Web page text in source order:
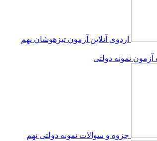
اردوی آنلاین آزمون تیزهوشان نهم
نمونه دولتی
جزوه و سوالات نمونه دولتی نهم